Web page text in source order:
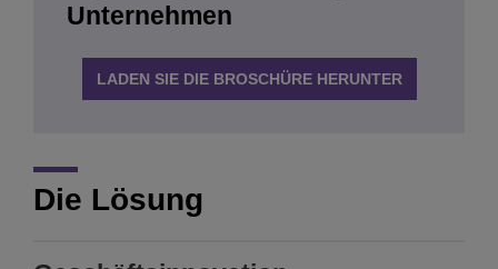
Unternehmen
LADEN SIE DIE BROSCHÜRE HERUNTER
Die Lösung